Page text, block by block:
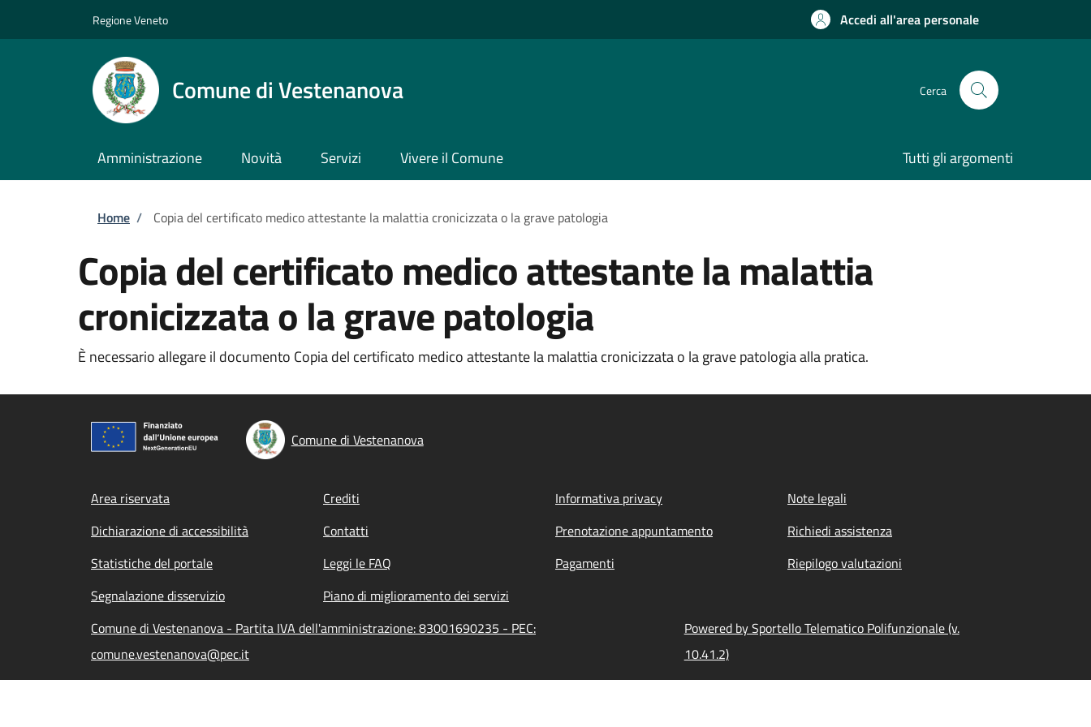
Regione Veneto Accedi all'area personale
Comune di Vestenanova Cerca
Amministrazione Novità Servizi Vivere il Comune Tutti gli argomenti
Briciole di pane
Home / Copia del certificato medico attestante la malattia cronicizzata o la grave patologia
Copia del certificato medico attestante la malattia
cronicizzata o la grave patologia
È necessario allegare il documento Copia del certificato medico attestante la malattia cronicizzata o la grave patologia alla pratica.
Comune di Vestenanova
Footer menu
Area riservata Crediti Informativa privacy
Note legali
Dichiarazione di accessibilità
Contatti Prenotazione appuntamento
Richiedi assistenza
Statistiche del portale
Leggi le FAQ Pagamenti
Riepilogo valutazioni
Segnalazione disservizio
Piano di miglioramento dei servizi
Comune di Vestenanova - Partita IVA dell'amministrazione: 83001690235 - PEC:
comune.vestenanova@pec.it
Powered by Sportello Telematico Polifunzionale (v.
10.41.2)